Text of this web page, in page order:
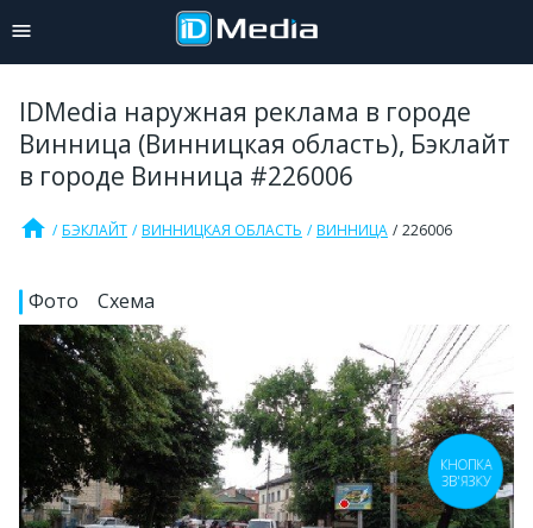
IDMedia наружная реклама в городе
Винница (Винницкая область), Бэклайт
в городе Винница #226006
home БЭКЛАЙТ ВИННИЦКАЯ ОБЛАСТЬ ВИННИЦА 226006
Фото Схема
КНОПКА
ЗВ'ЯЗКУ